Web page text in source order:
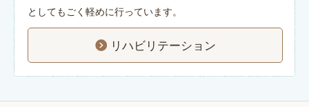
としてもごく軽めに行っています。
リハビリテーション